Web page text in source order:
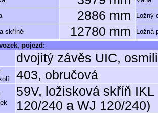
2886 mm Ložný
skříně 12780 mm
Ložná
pojezd:
dvojitý závěs UIC,
403, obručová
59V, ložisková skříň
120/240 a WJ 120/240)